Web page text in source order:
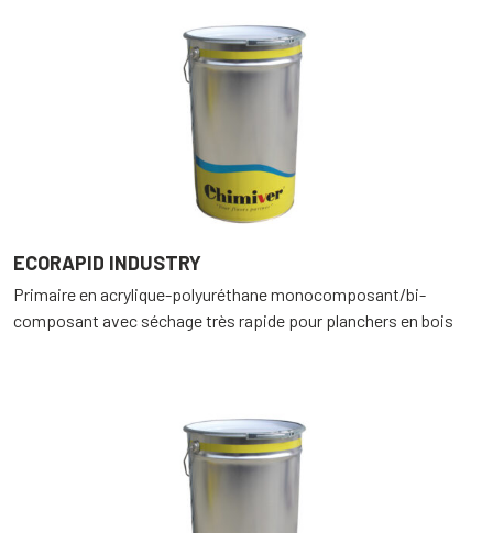
ECORAPID INDUSTRY
Primaire en acrylique-polyuréthane monocomposant/bi-
composant avec séchage très rapide pour planchers en bois